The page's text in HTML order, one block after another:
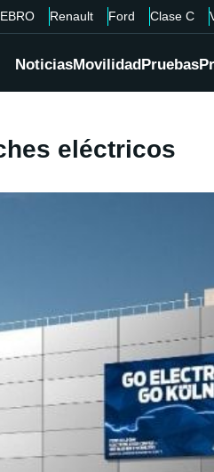
EBRO Renault Ford Clase C
NoticiasMovilidadPruebas
eléctricos